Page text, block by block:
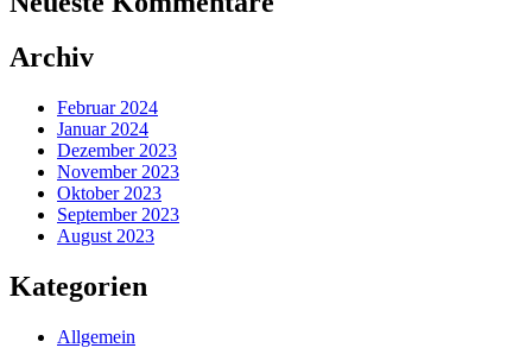
Archiv
Februar 2024
Januar 2024
Dezember 2023
November 2023
Oktober 2023
September 2023
August 2023
Kategorien
Allgemein